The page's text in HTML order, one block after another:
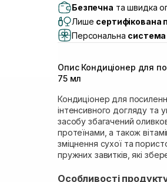
Самовивіз м. Львів,
(Duck’s Lake)
Самовивіз м. Львів,
Самовивіз м. Львів,
Самовивіз м. Рівне,
Безпечна та швидка
Лише сертифікована
Персональна система
Опис Кондиціонер для
75 мл
Кондиціонер для
інтенсивного догляду та
засобу збагачений
протеїнами, а також
зміцнення сухої та
пружних завитків, які
Особливості